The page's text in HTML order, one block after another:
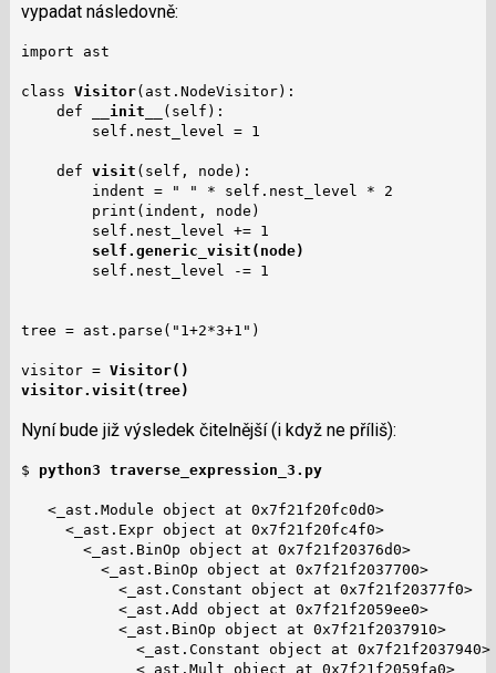
vypadat následovně:
import ast
class Visitor(ast.NodeVisitor):
    def
__init__
(self):
        self.nest_level = 1
    def
visit (self, node):
        indent = " " * self.nest_level * 2
        print(indent, node)
        self.nest_level += 1
self.generic_visit(node)
        self.nest_level -= 1
tree = ast.parse("1+2*3+1")
visitor = Visitor()
visitor.visit(tree)
Nyní bude již výsledek čitelnější (i když ne příliš):
$ python3 traverse_expression_3.py
   <_ast.Module object at 0x7f21f20fc0d0>
     <_ast.Expr object at 0x7f21f20fc4f0>
       <_ast.BinOp object at 0x7f21f20376d0>
         <_ast.BinOp object at 0x7f21f2037700>
           <_ast.Constant object at 0x7f21f20377f0>
           <_ast.Add object at 0x7f21f2059ee0>
           <_ast.BinOp object at 0x7f21f2037910>
             <_ast.Constant object at 0x7f21f2037940>
             <_ast.Mult object at 0x7f21f2059fa0>